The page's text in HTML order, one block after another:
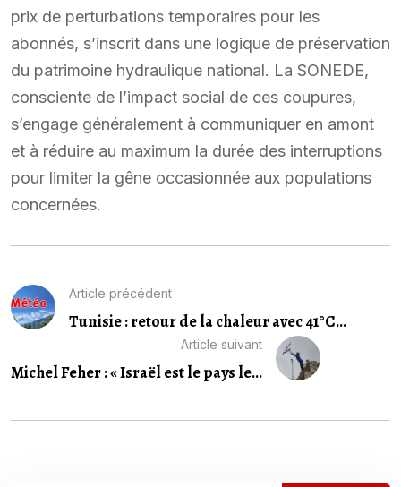
prix de perturbations temporaires pour les
abonnés, s’inscrit dans une logique de préservation
du patrimoine hydraulique national. La SONEDE,
consciente de l’impact social de ces coupures,
s’engage généralement à communiquer en amont
et à réduire au maximum la durée des interruptions
pour limiter la gêne occasionnée aux populations
concernées.
Article précédent
Tunisie : retour de la chaleur avec 41°C...
Article suivant
Michel Feher : « Israël est le pays le...